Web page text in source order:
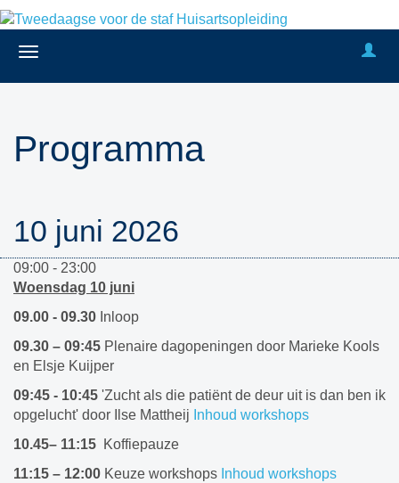
Programma
10 juni 2026
09:00 - 23:00
Woensdag 10 juni
09.00 - 09.30 Inloop
09.30 – 09:45 Plenaire dagopeningen door Marieke Kools
en Elsje Kuijper
09:45 - 10:45 'Zucht als die patiënt de deur uit is dan ben ik
opgelucht' door Ilse Mattheij Inhoud workshops
10.45– 11:15 Koffiepauze
11:15 – 12:00 Keuze workshops Inhoud workshops